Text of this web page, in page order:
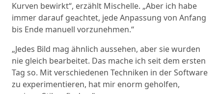
Kurven bewirkt“, erzählt Mischelle. „Aber ich habe
immer darauf geachtet, jede Anpassung von Anfang
bis Ende manuell vorzunehmen.“
„Jedes Bild mag ähnlich aussehen, aber sie wurden
nie gleich bearbeitet. Das mache ich seit dem ersten
Tag so. Mit verschiedenen Techniken in der Software
zu experimentieren, hat mir enorm geholfen,